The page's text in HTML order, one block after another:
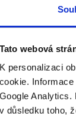
Tato webová
K personalizaci
cookie.
Google
v důsledku toho,